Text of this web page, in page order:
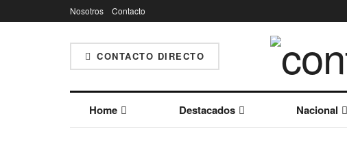
Nosotros Contacto
CONTACTO DIRECTO
Home Destacados Nacional